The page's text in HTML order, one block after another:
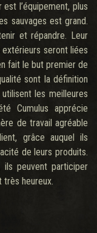
l’équipement, plus
sauvages est grand.
et répandre. Leur
seront liées
fait le but premier de
sont la définition
les meilleures
Cumulus apprécie
de travail agréable
grâce auquel ils
de leurs produits.
ils peuvent participer
très heureux.